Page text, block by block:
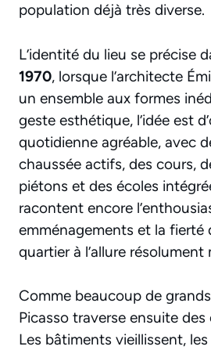
population déjà très diverse.
L’identité du lieu se précise
1970, lorsque l’architecte
un ensemble aux formes
geste esthétique, l’idée est
quotidienne agréable, avec
chaussée actifs, des cours,
piétons et des écoles
racontent encore
emménagements et la fierté
quartier à l’allure résolument
Comme beaucoup de
Picasso traverse ensuite
Les bâtiments vieillissent,